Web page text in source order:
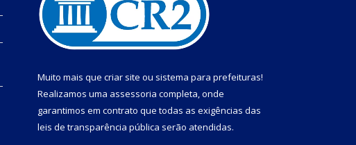
Muito mais que criar site ou sistema para prefeituras!
Realizamos uma assessoria completa, onde
garantimos em contrato que todas as exigências das
leis de transparência pública serão atendidas.